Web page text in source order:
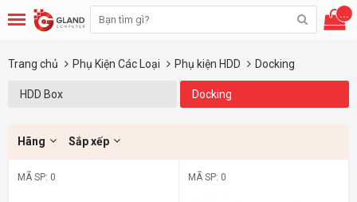
...
Trang chủ Phụ Kiện Các Loại Phụ kiện HDD Docking
HDD Box Docking
Hãng Sắp xếp
MÃ SP: 0 MÃ SP: 0